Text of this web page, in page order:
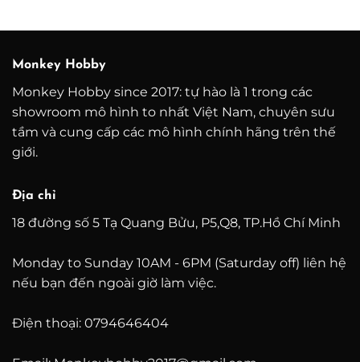
giá:
đến
giá:
đến
Monkey Hobby
Monkey Hobby since 2017: tự hào là 1 trong các
showroom mô hình to nhất Việt Nam, chuyên sưu
tầm và cung cấp các mô hình chính hãng trên thế
giới.
Địa chỉ
18 đường số 5 Tạ Quang Bửu, P5,Q8, TP.Hồ Chí Minh
Monday to Sunday 10AM - 6PM (Saturday off) liên hệ
nếu bạn đến ngoài giờ làm việc.
Điện thoại: 0794646404